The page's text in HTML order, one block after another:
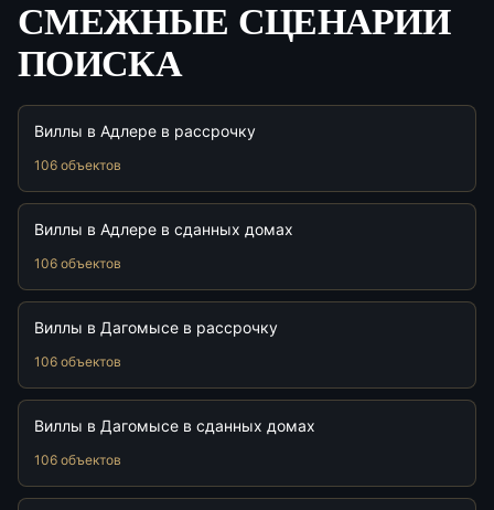
СМЕЖНЫЕ СЦЕНАРИИ
ПОИСКА
Виллы в Адлере в рассрочку
106 объектов
Виллы в Адлере в сданных домах
106 объектов
Виллы в Дагомысе в рассрочку
106 объектов
Виллы в Дагомысе в сданных домах
106 объектов